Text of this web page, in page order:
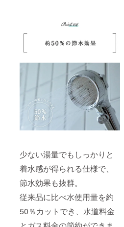
少ない湯量でもしっかりと
着水感が得られる仕様で、
節水効果も抜群。
従来品に比べ水使用量を約
50％カットでき、水道料金